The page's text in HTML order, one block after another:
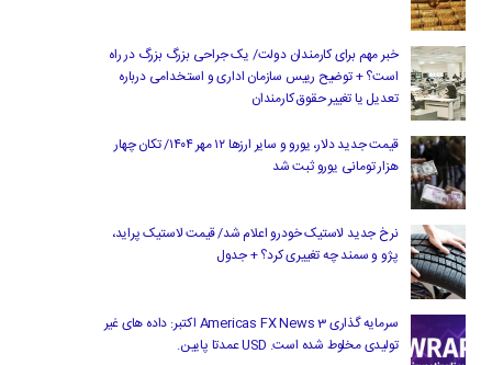
خبر مهم برای کارمندان دولت/ یک جراحی بزرگ بزرگ در راه
است؟ + توضیح رییس سازمان اداری و استخدامی درباره
تعدیل یا تغییر حقوق کارمندان
قیمت جدید دلار، یورو و سایر ارزها ۱۲ مهر ۱۴۰۴/ تکان چهار
هزار تومانی یورو ثبت شد
نرخ جدید لاستیک خودرو اعلام شد/ قیمت لاستیک پراید،
پژو و سمند چه تغییری کرد؟ + جدول
سرمایه گذاری Americas FX News 3 اکتبر: داده های غیر
تولیدی مخلوط شده است. USD عمدتا پایین.